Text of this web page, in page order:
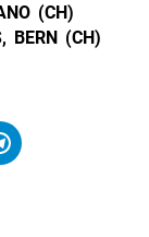
(CH)
BERN (CH)